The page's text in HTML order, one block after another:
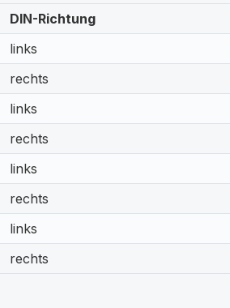
DIN-Richtung
links
rechts
links
rechts
links
rechts
links
rechts